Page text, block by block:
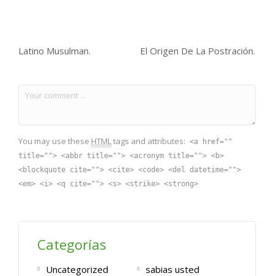
Latino Musulman. El Origen De La Postración.
You may use these HTMLtags and attributes: <a href=""
title=""> <abbr title=""> <acronym title=""> <b>
<blockquote cite=""> <cite> <code> <del datetime="">
<em> <i> <q cite=""> <s> <strike> <strong>
Categorías
Uncategorized sabias usted